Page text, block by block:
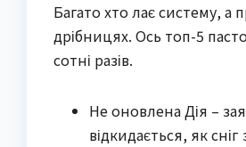
Багато хто лає систему, а
дрібницях. Ось топ-5
сотні разів.
Не оновлена Дія –
відкидається, як сніг